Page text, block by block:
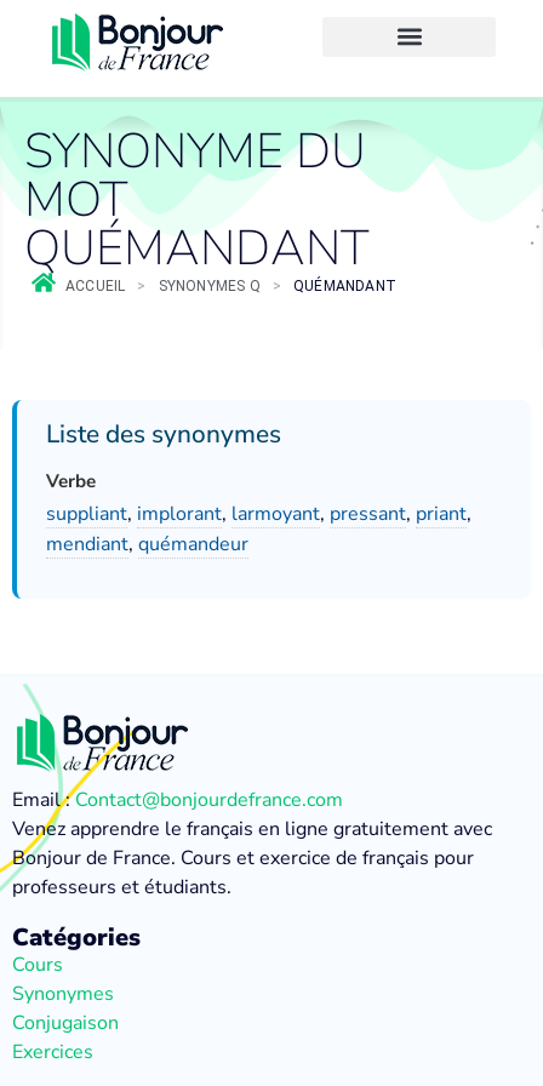
SYNONYME DU
MOT
QUÉMANDANT
ACCUEIL > SYNONYMES Q > QUÉMANDANT
Liste des synonymes
Verbe
suppliant, implorant, larmoyant, pressant, priant,
mendiant, quémandeur
Email :Contact@bonjourdefrance.com
Venez apprendre le français en ligne gratuitement avec
Bonjour de France. Cours et exercice de français pour
professeurs et étudiants.
Catégories
Cours
Synonymes
Conjugaison
Exercices